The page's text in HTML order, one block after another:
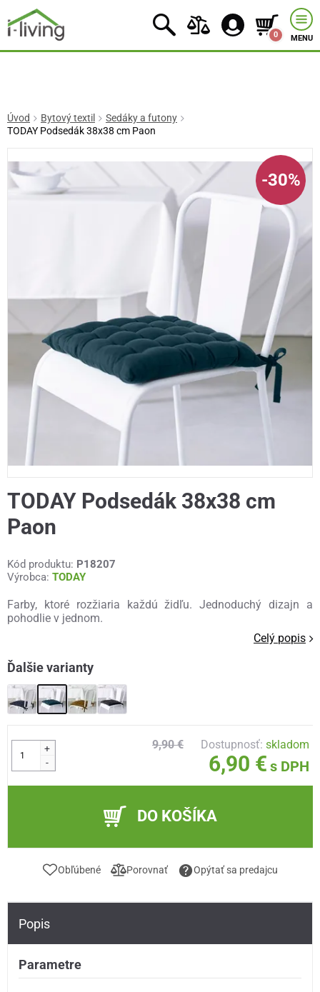
0 MENU
Úvod Bytový textil
Sedáky a futony
TODAY Podsedák 38x38 cm Paon
-30%
TODAY Podsedák 38x38 cm
Paon
Kód produktu: P18207
Výrobca: TODAY
Farby, ktoré rozžiaria každú židľu. Jednoduchý dizajn a
pohodlie v jednom.
Celý popis
Ďalšie varianty
+
-
9,90 € Dostupnosť:skladom
6,90 € s DPH
DO KOŠÍKA
Obľúbené Porovnať Opýtať sa predajcu
Popis
Parametre